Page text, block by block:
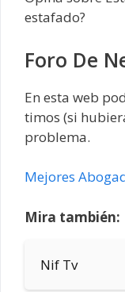
estafado?
Foro De
En esta web
timos (si
problema.
Mejores
Mira también:
Nif Tv